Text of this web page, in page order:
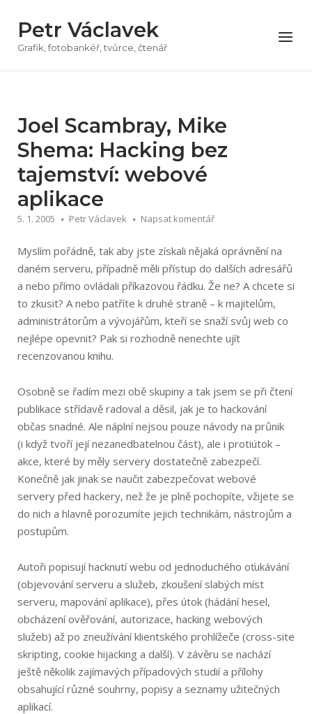
obsah
Petr Václavek
Grafik, fotobankéř, tvůrce, čtenář
Menu
Joel Scambray, Mike
Shema: Hacking bez
tajemství: webové
aplikace
5. 1. 2005 Petr Václavek Napsat komentář
Myslím pořádně, tak aby jste získali nějaká oprávnění na
daném serveru, případně měli přístup do dalších adresářů
a nebo přímo ovládali příkazovou řádku. Že ne? A chcete si
to zkusit? A nebo patříte k druhé straně – k majitelům,
administrátorům a vývojářům, kteří se snaží svůj web co
nejlépe opevnit? Pak si rozhodně nenechte ujít
recenzovanou knihu.
Osobně se řadím mezi obě skupiny a tak jsem se při čtení
publikace střídavě radoval a děsil, jak je to hackování
občas snadné. Ale náplní nejsou pouze návody na průnik
(i když tvoří její nezanedbatelnou část), ale i protiútok –
akce, které by měly servery dostatečně zabezpečí.
Konečně jak jinak se naučit zabezpečovat webové
servery před hackery, než že je plně pochopíte, vžijete se
do nich a hlavně porozumíte jejich technikám, nástrojům a
postupům.
Autoři popisují hacknutí webu od jednoduchého oťukávání
(objevování serveru a služeb, zkoušení slabých míst
serveru, mapování aplikace), přes útok (hádání hesel,
obcházení ověřování, autorizace, hacking webových
služeb) až po zneužívání klientského prohlížeče (cross-site
skripting, cookie hijacking a další). V závěru se nachází
ještě několik zajímavých případových studií a přílohy
obsahující různé souhrny, popisy a seznamy užitečných
aplikací.